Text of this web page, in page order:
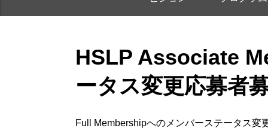
HSLP Associate
ータス変更応募者
Full Membershipへのメンバーステータス